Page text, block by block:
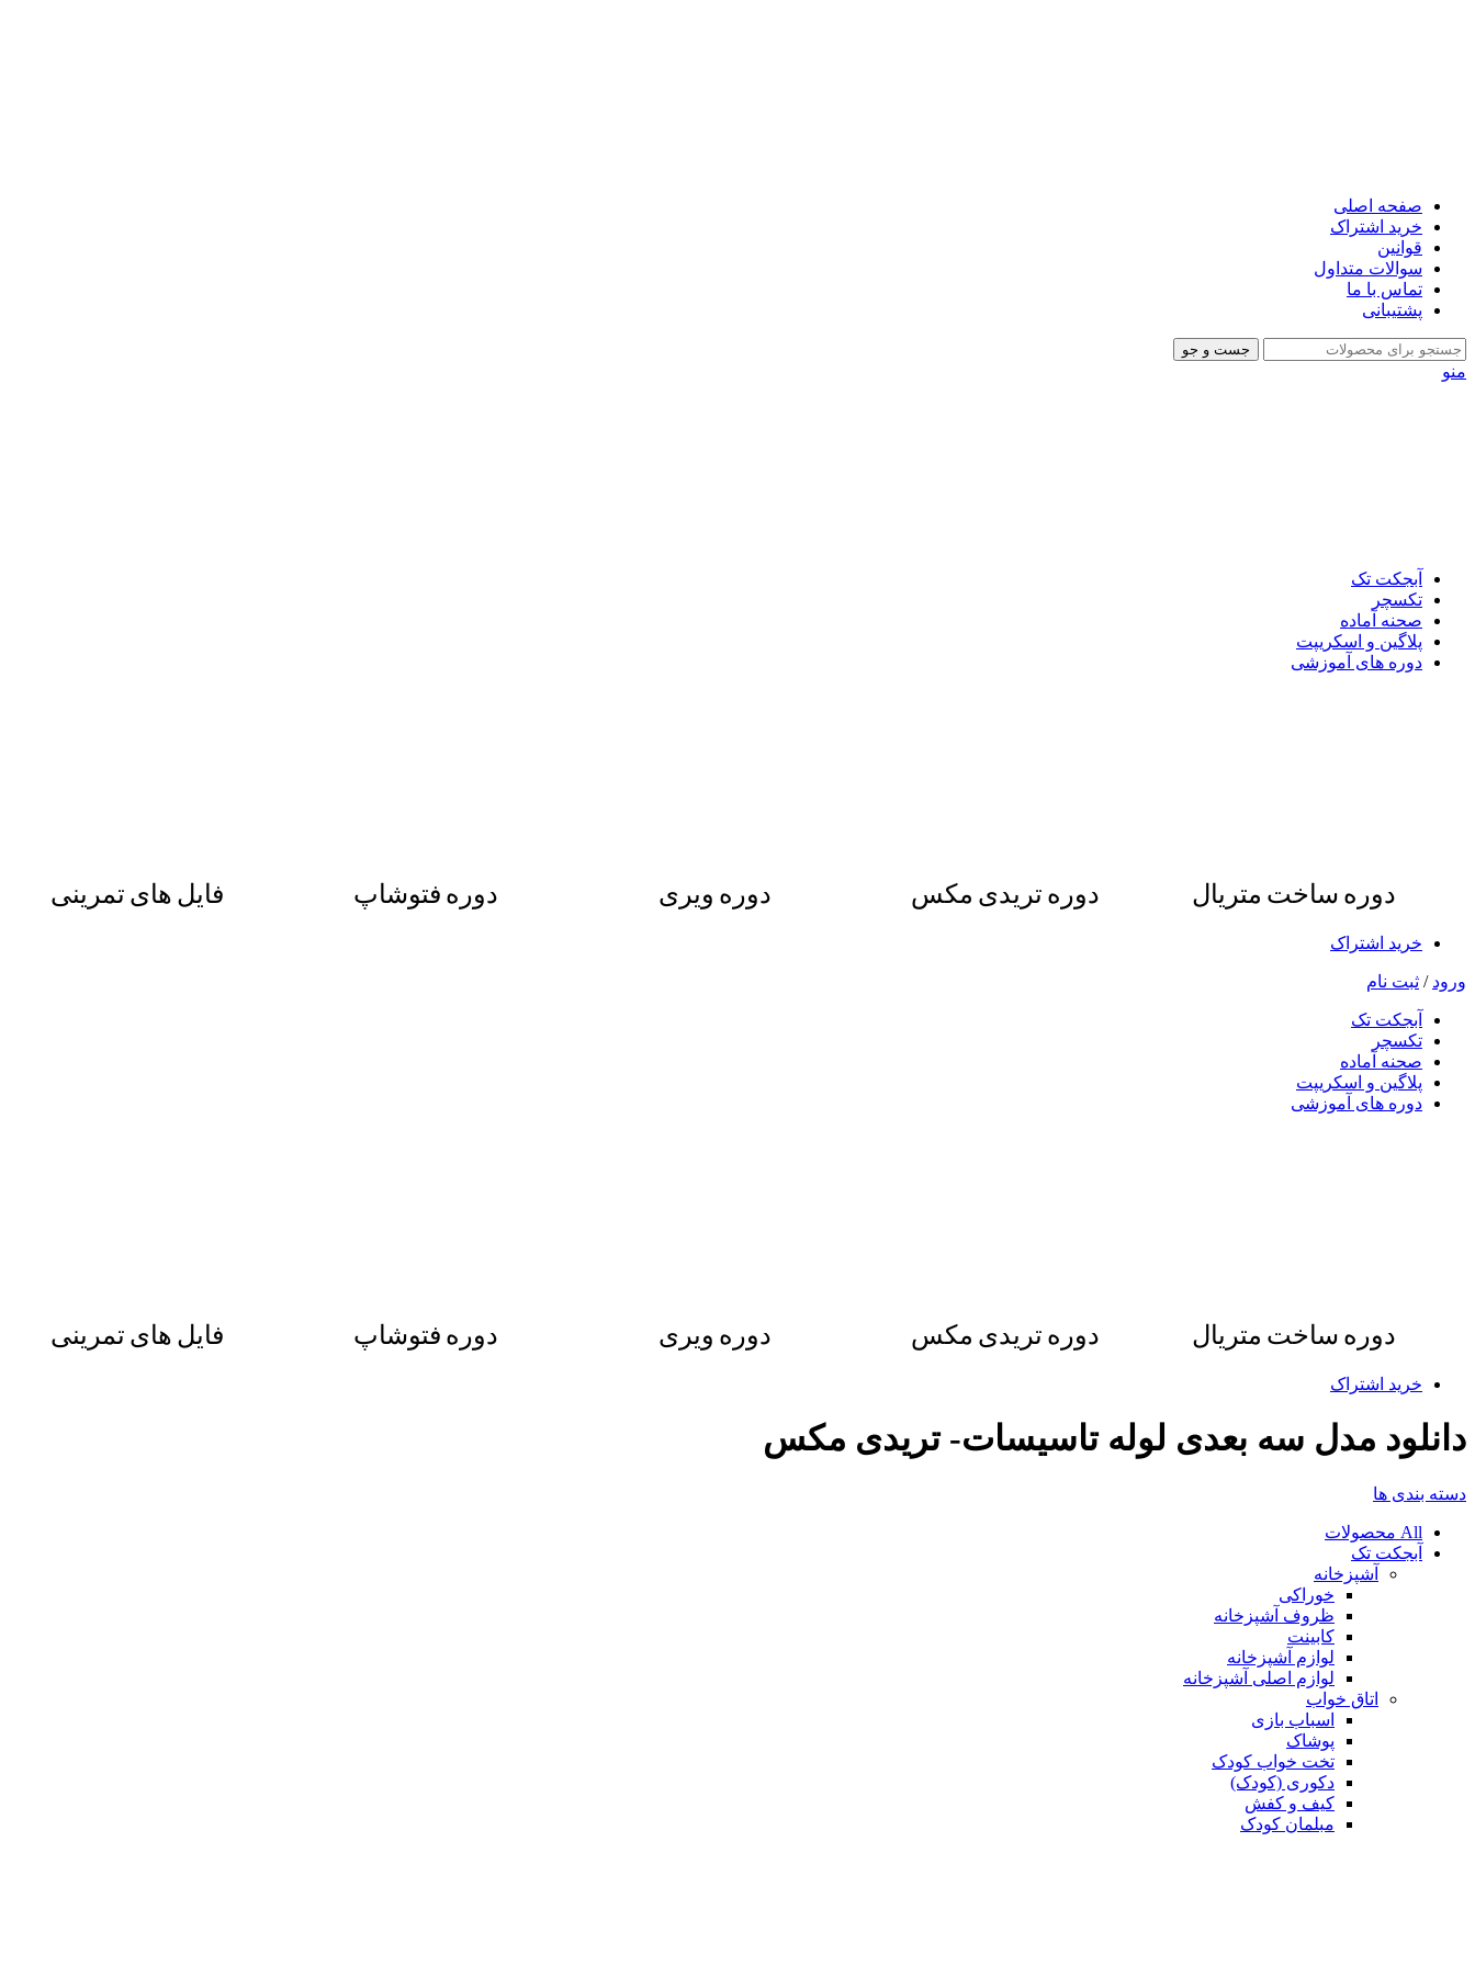
صفحه اصلی
خرید اشتراک
قوانین
سوالات متداول
تماس با ما
پشتیبانی
جست و جو
منو
آبجکت تک
تکسچر
صحنه آماده
پلاگین و اسکریپت
دوره های آموزشی
فایل های تمرینی دوره فتوشاپ دوره ویری دوره تریدی مکس دوره ساخت متریال
خرید اشتراک
ورود / ثبت نام
آبجکت تک
تکسچر
صحنه آماده
پلاگین و اسکریپت
دوره های آموزشی
فایل های تمرینی دوره فتوشاپ دوره ویری دوره تریدی مکس دوره ساخت متریال
خرید اشتراک
دانلود مدل سه بعدی لوله تاسیسات- تریدی مکس
دسته بندی ها
All محصولات
آبجکت تک
آشپزخانه
خوراکی
ظروف آشپزخانه
کابینت
لوازم آشپزخانه
لوازم اصلی آشپزخانه
اتاق خواب
اسباب بازی
پوشاک
تخت خواب کودک
دکوری (کودک)
کیف و کفش
مبلمان کودک